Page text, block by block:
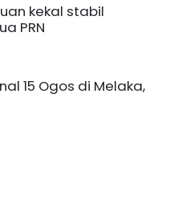
kekal stabil
PRN
15 Ogos di Melaka,